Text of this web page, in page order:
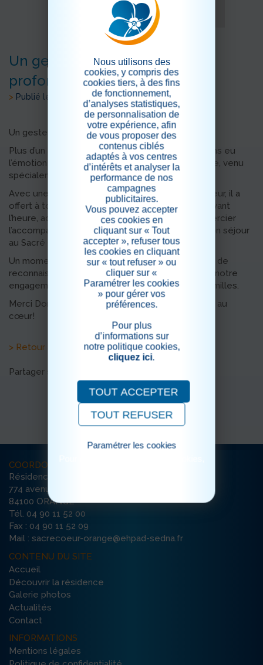
Un geste qui nous touche
profondément...
> Publié le 02/12/2025
Un geste qui nous touche profondément...
Plus d’un an après le décès de Mme G., nous avons eu
l’émotion d’accueillir aujourd’hui son fils, Dominique, venu
spécialement du Colorado.
Avec une grande simplicité et beaucoup de chaleur, il a
offert à toute l’équipe un petit cadeau de Noël avant
l’heure, accompagné de mots sincères pour remercier
l’accompagnement apporté à sa maman durant son séjour
au Sacré Cœur.
Un moment empreint de douceur, de mémoire et de
reconnaissance… qui rappelle le sens profond de notre
engagement auprès des résidents et de leurs familles.
Merci Dominique, pour ce geste qui nous va droit au
cœur!
> Retour aux actualités
Partager sur les réseaux sociaux
COORDONNÉES
Résidence Le Sacré Coeur
774 avenue Felix Ripert
84100 ORANGE
Tél. 04 90 11 52 00
Fax : 04 90 11 52 09
Mail : sacrecoeur-orange@ehpad-sedna.fr
CONTENU DU SITE
Accueil
Découvrir la résidence
Galerie photos
Actualités
Contact
INFORMATIONS
Mentions légales
Nous utilisons des
cookies, y compris des
cookies tiers, à des fins
de fonctionnement,
d’analyses statistiques,
de personnalisation de
votre expérience, afin
de vous proposer des
contenus ciblés
adaptés à vos centres
d’intérêts et analyser la
performance de nos
campagnes
publicitaires.
Vous pouvez accepter
ces cookies en
cliquant sur « Tout
accepter », refuser tous
les cookies en cliquant
sur « tout refuser » ou
cliquer sur «
Paramétrer les cookies
» pour gérer vos
préférences.
Pour plus
d’informations sur
notre politique cookies,
cliquez ici.
TOUT ACCEPTER
TOUT REFUSER
Paramétrer les cookies